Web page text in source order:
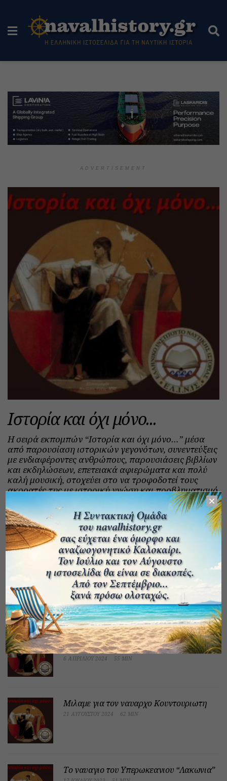
ADVERTISEMENT
Ιστορία και όχι μόνο...
Η σειρά εκπομπών “Ιστορία και όχι μόνο…” μέσα
από παρουσίαση ιστορικών γεγονότων, συνεντεύξεις
με ενδιαφέροντες ανθρώπους, παρουσιάσεις βιβλίων
και εκδηλώσεων, επετειακά αφιερώματα και πολύ
καλή μουσική, στοχεύει στο να τροφοδοτεί τους
ακροατές της με ιστορική γνώση και προβληματισμό
στην κατάλληλη δόση και αναλογία ώστε να
επιτυγχάνεται το καλύτερο αποτέλεσμα! Που δεν
είναι άλλο από την ερμηνεία του παρόντος και την
πρόβλεψη του μέλλοντος.
Τις εκπομπές επιμελείται το Ελληνικό Ινστιτούτο
Ναυτικής Ιστορίας (ΕΛ.Ι.Ν.ΙΣ.)
Naval History 3 Episodes
SUBSCRIBE ΜΟΙΡΆΣΟΥ ΤΟ
List Episodes
Η απέραντη σιωπή των ναυαγίων /
Κώστας Θωκταρίδης
6 ΑΠΡΙΛΊΟΥ 2024 55 MIN
Μιλαμε για τον ναυαρχο Κουντουριωτη
21 ΑΥΓΟΎΣΤΟΥ 2024 62 MIN
Το ναυαγιο του Υπερωκεανιου “Λακωνια”